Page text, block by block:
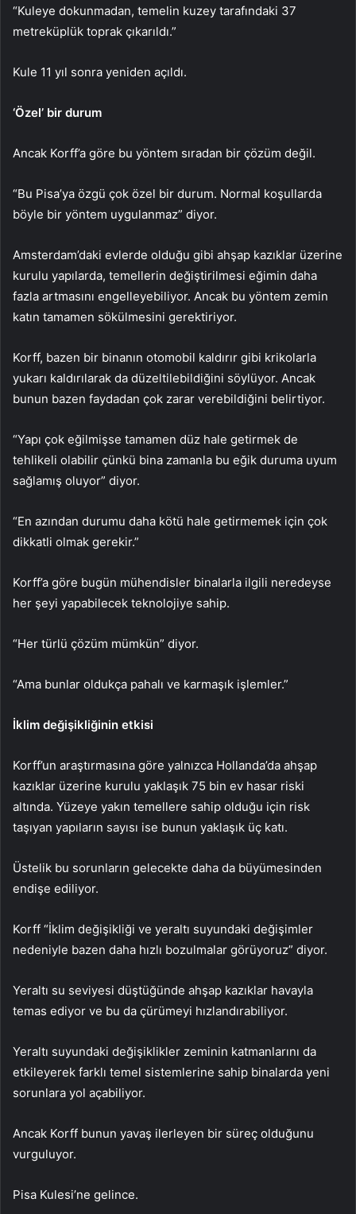
“Kuleye dokunmadan, temelin kuzey tarafındaki 37
metreküplük toprak çıkarıldı.”
Kule 11 yıl sonra yeniden açıldı.
‘Özel’ bir durum
Ancak Korff’a göre bu yöntem sıradan bir çözüm değil.
“Bu Pisa’ya özgü çok özel bir durum. Normal koşullarda
böyle bir yöntem uygulanmaz” diyor.
Amsterdam’daki evlerde olduğu gibi ahşap kazıklar üzerine
kurulu yapılarda, temellerin değiştirilmesi eğimin daha
fazla artmasını engelleyebiliyor. Ancak bu yöntem zemin
katın tamamen sökülmesini gerektiriyor.
Korff, bazen bir binanın otomobil kaldırır gibi krikolarla
yukarı kaldırılarak da düzeltilebildiğini söylüyor. Ancak
bunun bazen faydadan çok zarar verebildiğini belirtiyor.
“Yapı çok eğilmişse tamamen düz hale getirmek de
tehlikeli olabilir çünkü bina zamanla bu eğik duruma uyum
sağlamış oluyor” diyor.
“En azından durumu daha kötü hale getirmemek için çok
dikkatli olmak gerekir.”
Korff’a göre bugün mühendisler binalarla ilgili neredeyse
her şeyi yapabilecek teknolojiye sahip.
“Her türlü çözüm mümkün” diyor.
“Ama bunlar oldukça pahalı ve karmaşık işlemler.”
İklim değişikliğinin etkisi
Korff’un araştırmasına göre yalnızca Hollanda’da ahşap
kazıklar üzerine kurulu yaklaşık 75 bin ev hasar riski
altında. Yüzeye yakın temellere sahip olduğu için risk
taşıyan yapıların sayısı ise bunun yaklaşık üç katı.
Üstelik bu sorunların gelecekte daha da büyümesinden
endişe ediliyor.
Korff “İklim değişikliği ve yeraltı suyundaki değişimler
nedeniyle bazen daha hızlı bozulmalar görüyoruz” diyor.
Yeraltı su seviyesi düştüğünde ahşap kazıklar havayla
temas ediyor ve bu da çürümeyi hızlandırabiliyor.
Yeraltı suyundaki değişiklikler zeminin katmanlarını da
etkileyerek farklı temel sistemlerine sahip binalarda yeni
sorunlara yol açabiliyor.
Ancak Korff bunun yavaş ilerleyen bir süreç olduğunu
vurguluyor.
Pisa Kulesi’ne gelince.